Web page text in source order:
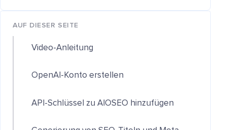
AUF DIESER SEITE
Video-Anleitung
OpenAI-Konto erstellen
API-Schlüssel zu AIOSEO hinzufügen